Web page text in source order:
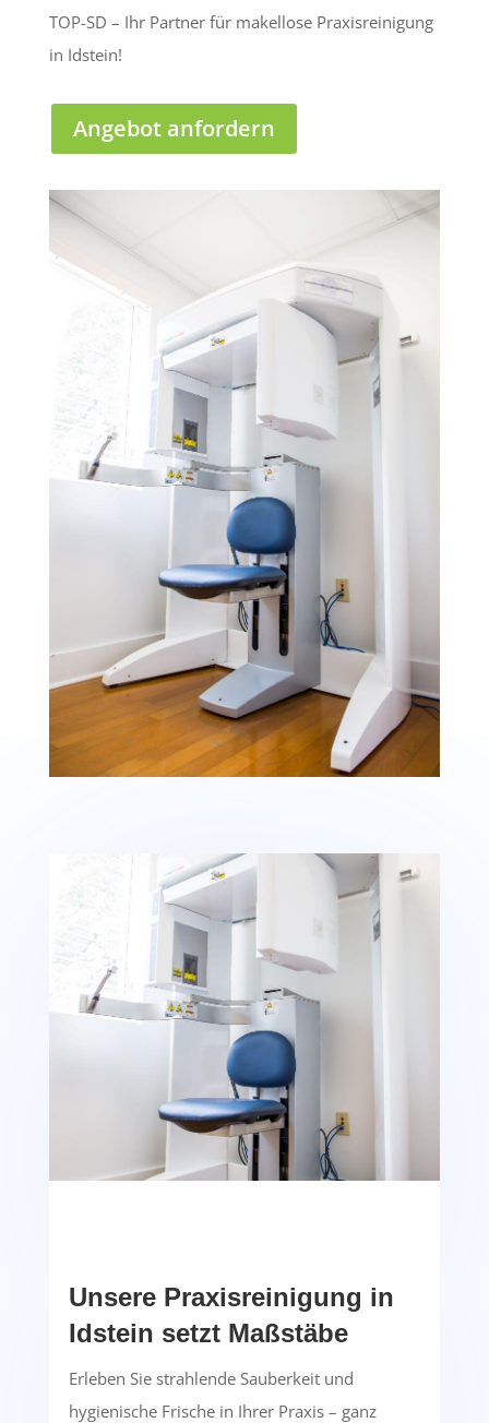
TOP-SD – Ihr Partner für makellose Praxisreinigung
in Idstein!
Angebot anfordern
Unsere Praxisreinigung in
Idstein setzt Maßstäbe
Erleben Sie strahlende Sauberkeit und
hygienische Frische in Ihrer Praxis – ganz